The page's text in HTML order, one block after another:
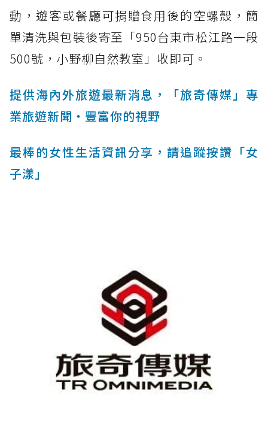
動，遊客或餐廳可捐贈食用後的空螺殼，簡
單清洗與包裝後寄至「950台東市松江路一段
500號，小野柳自然教室」收即可。
提供海內外旅遊最新消息，「旅奇傳媒」專
業旅遊新聞‧豐富你的視野
最棒的女性生活資訊分享，請追蹤按讚「女
子漾」